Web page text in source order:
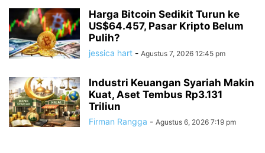
Harga Bitcoin Sedikit Turun ke
US$64.457, Pasar Kripto Belum
Pulih?
jessica hart - Agustus 7, 2026 12:45 pm
Industri Keuangan Syariah Makin
Kuat, Aset Tembus Rp3.131
Triliun
Firman Rangga - Agustus 6, 2026 7:19 pm